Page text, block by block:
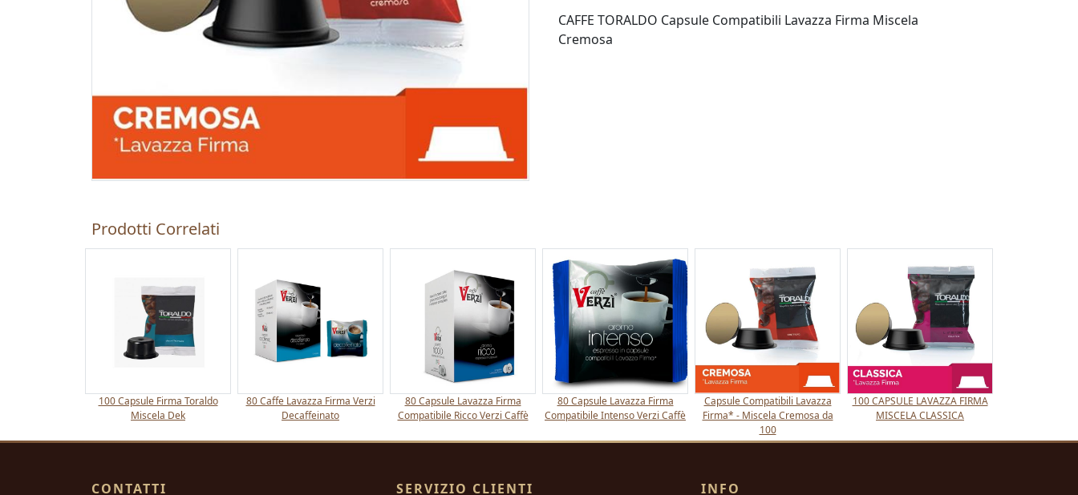
CAFFE TORALDO Capsule Compatibili Lavazza Firma Miscela
Cremosa
Prodotti Correlati
100 Capsule Firma Toraldo
Miscela Dek
80 Caffe Lavazza Firma Verzi
Decaffeinato
80 Capsule Lavazza Firma
Compatibile Ricco Verzi Caffè
80 Capsule Lavazza Firma
Compatibile Intenso Verzi Caffè
Capsule Compatibili Lavazza
Firma* - Miscela Cremosa da
100
100 CAPSULE LAVAZZA FIRMA
MISCELA CLASSICA
CONTATTI SERVIZIO CLIENTI INFO